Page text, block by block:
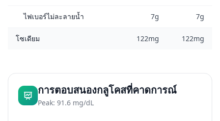
ไฟเบอร์ไม่ละลายน้ำ 7g 7g
โซเดียม 122mg 122mg
การตอบสนองกลูโคสที่คาดการณ์
Peak: 91.6 mg/dL